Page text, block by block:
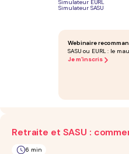
Simulateur EURL
Simulateur SASU
Webinaire
SASU ou EURL : le
Je m'inscris
SASU à capital variable :
SASU à l'impôt sur le
Retraite et SASU :
6 min